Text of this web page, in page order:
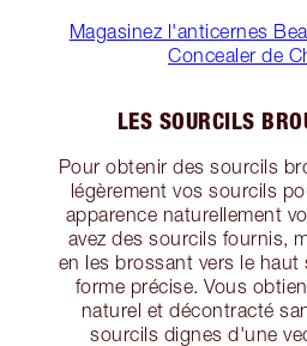
Magasinez l'anticernes
Concealer de
LES SOURCILS
Pour obtenir des sourcils
légèrement vos sourcils
apparence naturellement
avez des sourcils fournis,
en les brossant vers le haut
forme précise. Vous
naturel et décontracté
sourcils dignes d'une